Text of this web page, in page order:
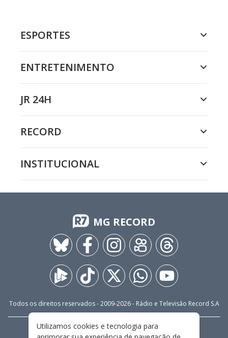
ESPORTES
ENTRETENIMENTO
JR 24H
RECORD
INSTITUCIONAL
MG RECORD
Todos os direitos reservados - 2009-2026- Rádio e Televisão Record S.A
FALE CONOSCO PRIVACIDADE
Utilizamos cookies e tecnologia para